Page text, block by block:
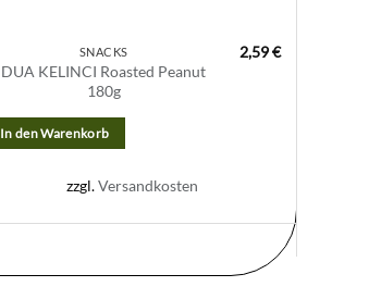
SNACKS
DUA KELINCI Roasted Peanut
180g
2,59€
In den Warenkorb
zzgl.Versandkosten